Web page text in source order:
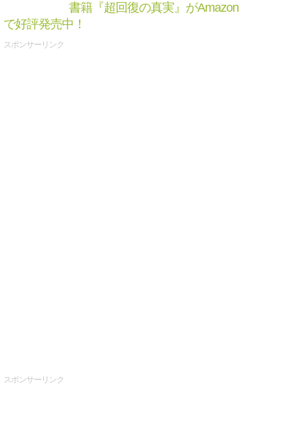
書籍『超回復の真実』がAmazon
で好評発売中！
スポンサーリンク
スポンサーリンク